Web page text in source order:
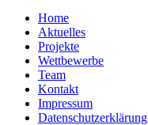
Home
Aktuelles
Projekte
Wettbewerbe
Team
Kontakt
Impressum
Datenschutzerklärung